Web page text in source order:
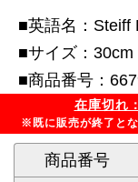
■英語名：Steiff
■サイズ：30cm
■商品番号：
在庫切れ
※既に販売が終了と
商品番号